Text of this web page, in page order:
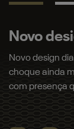
Novo
Novo design
choque ainda
com presença